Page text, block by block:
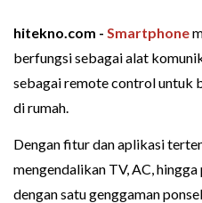
hitekno.com - Smartphone
berfungsi sebagai alat
sebagai remote control untuk
di rumah.
Dengan fitur dan aplikasi
mengendalikan TV, AC,
dengan satu genggaman